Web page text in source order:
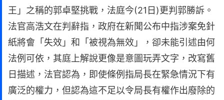
王」之稱的郭卓堅挑戰，法庭今(21日)更判郭勝訴。
法官高浩文在判辭指，政府在新聞公布中指涉案免針
紙將會「失效」和「被視為無效」，卻未能引述由何
法例可依，其庭上解說更像是意圖玩弄文字，改寫舊
日描述，法官認為，即使條例指局長在緊急情況下有
廣泛的權力，但認為這不足以令局長有權作出廢除的